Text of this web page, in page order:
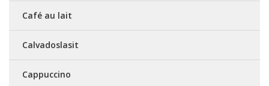
Café au lait
Calvadoslasit
Cappuccino